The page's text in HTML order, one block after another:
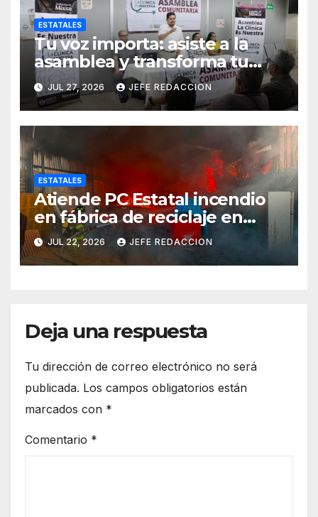
ESTATALES
Tu voz importa: asiste a la
asamblea y transforma tu
clínica del IMSS-Bienestar
JUL 27, 2026 JEFE REDACCION
ESTATALES
Atiende PC Estatal incendio
en fábrica de reciclaje en
Morelia
JUL 22, 2026 JEFE REDACCION
Deja una respuesta
Tu dirección de correo electrónico no será
publicada. Los campos obligatorios están
marcados con *
Comentario *